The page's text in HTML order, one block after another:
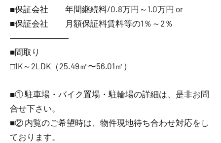
■保証会社 年間継続料/0.8万円～1.0万円 or
■保証会社 月額保証料賃料等の1％～2％
―――――――
■間取り
□1K～2LDK（25.49㎡〜56.01㎡）
■① 駐車場・バイク置場・駐輪場の詳細は、是非お問
合せ下さい。
■② 内覧のご希望時は、物件現地待ち合わせ対応をし
ております。